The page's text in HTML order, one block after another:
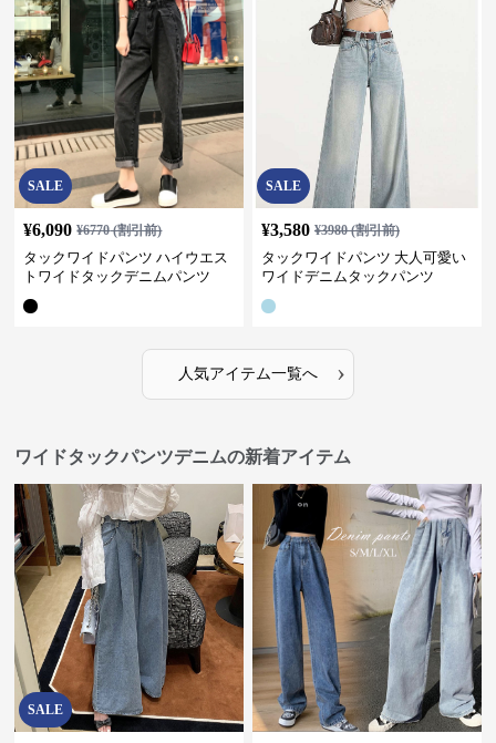
SALE
¥6,090 ¥6770(割引前)
タックワイドパンツ ハイウエス
トワイドタックデニムパンツ
SALE
¥3,580 ¥3980(割引前)
タックワイドパンツ 大人可愛い
ワイドデニムタックパンツ
人気アイテム一覧へ ›
ワイドタックパンツデニムの新着アイテム
SALE